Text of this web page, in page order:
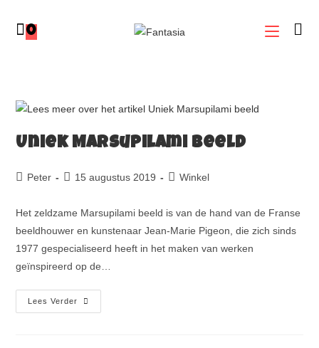
0
Uniek Marsupilami beeld
Peter 15 augustus 2019 Winkel
Het zeldzame Marsupilami beeld is van de hand van de Franse
beeldhouwer en kunstenaar Jean-Marie Pigeon, die zich sinds
1977 gespecialiseerd heeft in het maken van werken
geïnspireerd op de…
Lees Verder